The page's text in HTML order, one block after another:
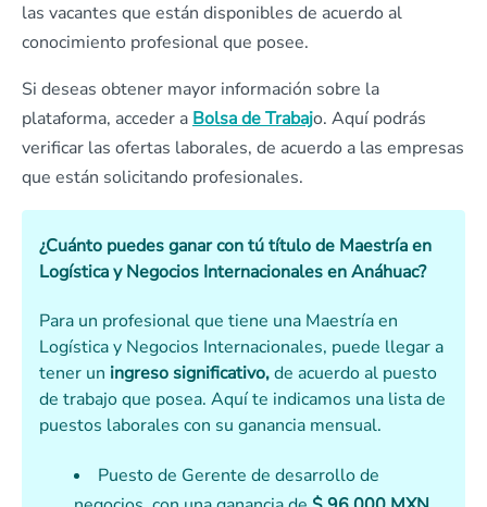
las vacantes que están disponibles de acuerdo al
conocimiento profesional que posee.
Si deseas obtener mayor información sobre la
plataforma, acceder a Bolsa de Trabajo. Aquí podrás
verificar las ofertas laborales, de acuerdo a las empresas
que están solicitando profesionales.
¿Cuánto puedes ganar con tú título de Maestría en
Logística y Negocios Internacionales en Anáhuac?
Para un profesional que tiene una Maestría en
Logística y Negocios Internacionales, puede llegar a
tener un ingreso significativo,de acuerdo al puesto
de trabajo que posea. Aquí te indicamos una lista de
puestos laborales con su ganancia mensual.
Puesto de Gerente de desarrollo de